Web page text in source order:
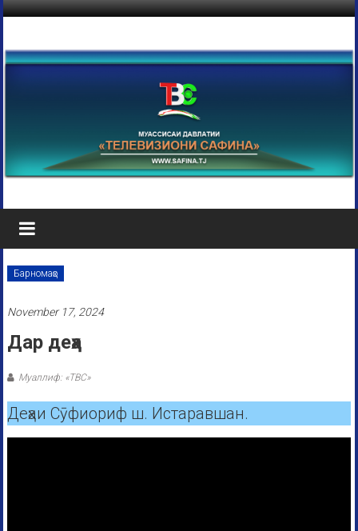
Барномаҳо
November 17, 2024
Дар деҳа
Муаллиф: «ТВС»
Деҳаи Сӯфиориф ш. Истаравшан.